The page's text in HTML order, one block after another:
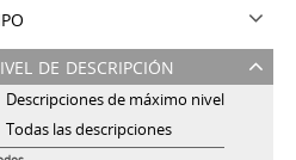
de descripción
Descripciones de máximo nivel
Todas las descripciones